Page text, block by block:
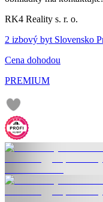
RK4 Reality s. r. o.
2 izbový byt Slovensko
Cena dohodou
PREMIUM